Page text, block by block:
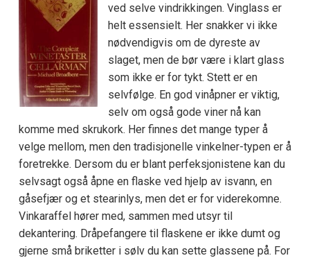
ved selve vindrikkingen. Vinglass er
helt essensielt. Her snakker vi ikke
nødvendigvis om de dyreste av
slaget, men de bør være i klart glass
som ikke er for tykt. Stett er en
selvfølge. En god vinåpner er viktig,
selv om også gode viner nå kan
komme med skrukork. Her finnes det mange typer å
velge mellom, men den tradisjonelle vinkelner-typen er å
foretrekke. Dersom du er blant perfeksjonistene kan du
selvsagt også åpne en flaske ved hjelp av isvann, en
gåsefjær og et stearinlys, men det er for viderekomne.
Vinkaraffel hører med, sammen med utsyr til
dekantering. Dråpefangere til flaskene er ikke dumt og
gjerne små briketter i sølv du kan sette glassene på. For